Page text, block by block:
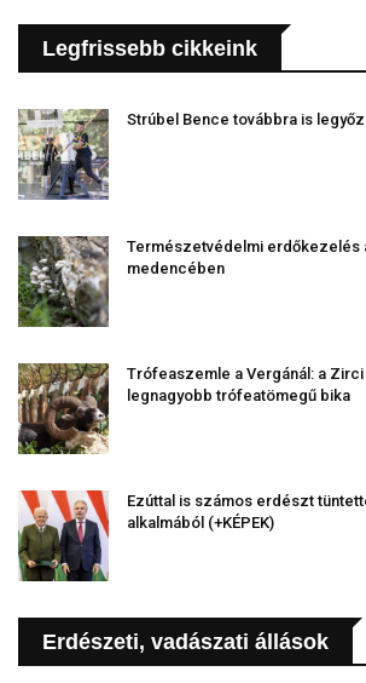
Legfrissebb cikkeink
Strúbel Bence továbbra is
Természetvédelmi erdőkezelés
medencében
Trófeaszemle a Vergánál: a
legnagyobb trófeatömegű bika
Ezúttal is számos erdészt
alkalmából (+KÉPEK)
Erdészeti, vadászati állások